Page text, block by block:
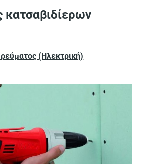
κατσαβιδίερων
(Ηλεκτρική)